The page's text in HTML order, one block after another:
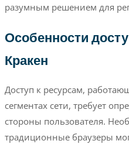
разумным решением для
Особенности
Кракен
Доступ к ресурсам,
сегментах сети, требует
стороны пользователя.
традиционные браузеры